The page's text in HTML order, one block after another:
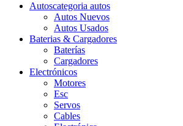
Autoscategoria autos
Autos Nuevos
Autos Usados
Baterias & Cargadores
Baterías
Cargadores
Electrónicos
Motores
Esc
Servos
Cables